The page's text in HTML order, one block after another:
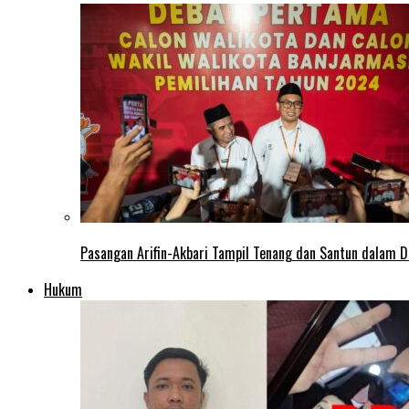
Pasangan Arifin-Akbari Tampil Tenang dan Santun dalam
Hukum